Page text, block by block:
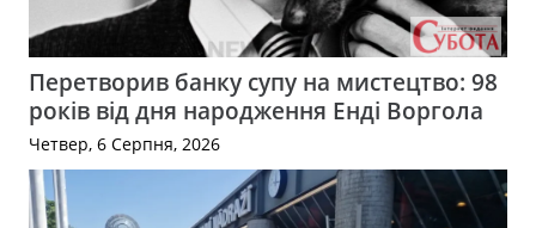
Перетворив банку супу на мистецтво: 98
років від дня народження Енді Воргола
Четвер, 6 Серпня, 2026